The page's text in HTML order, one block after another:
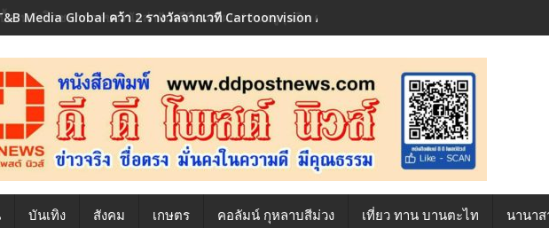
บื้องหลังโภชนาการของนักล่าฝัน ซีพีเอฟ เผย 10 เมนูสุดฮิต ตลอดเส้นทางการแข่งขัน True AF 2026 :
บันเทิง สังคม เกษตร คอลัมน์ กุหลาบสีม่วง เที่ยว ทาน บานตะไท นานา